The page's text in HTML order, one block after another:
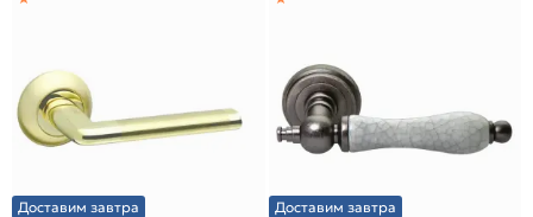
Доставим завтра Доставим завтра